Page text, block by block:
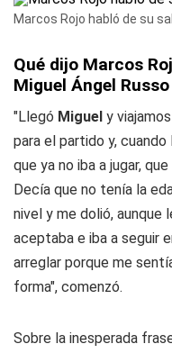
Marcos Rojo habló de su
Qué dijo Marcos
Miguel Ángel Russo
"Llegó Miguel y
para el partido y,
que ya no iba a jugar,
Decía que no tenía la
nivel y me dolió, aunque
aceptaba e iba a seguir
arreglar porque me
forma", comenzó.
Sobre la inesperada